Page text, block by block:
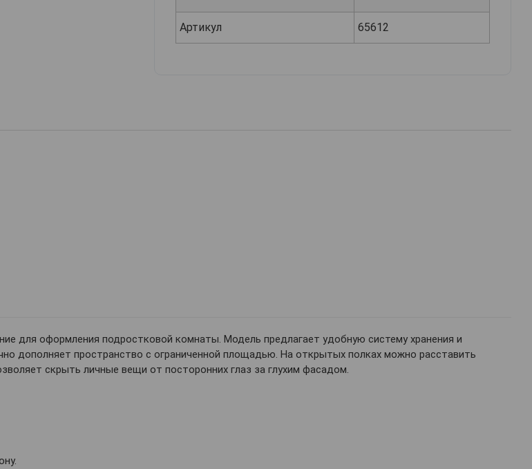
Артикул 65612
для оформления подростковой комнаты. Модель предлагает удобную систему хранения и
дополняет пространство с ограниченной площадью. На открытых полках можно расставить
скрыть личные вещи от посторонних глаз за глухим фасадом.